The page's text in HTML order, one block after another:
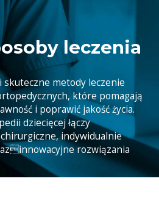
leczenia
skuteczne metody leczenie
które pomagają
i poprawić jakość życia.
dziecięcej łączy
indywidualnie
rozwiązania